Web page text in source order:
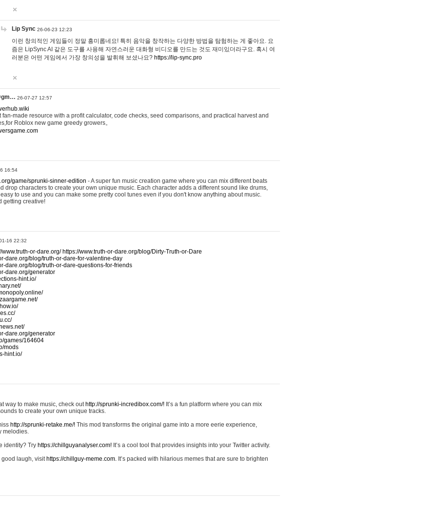
Lip Sync 26-06-23 12:23
이런 창의적인 게임들이 정말 흥미롭네요! 특히 음악을 창작하는 다양한 방법을 탐험하는 게 좋아요. 요
즘은 LipSync AI 같은 도구를 사용해 자연스러운 대화형 비디오를 만드는 것도 재미있더라구요. 혹시 여
러분은 어떤 게임에서 가장 창의성을 발휘해 보셨나요? https://lip-sync.pro
26-07-27 12:57
made resource with a profit calculator, code checks, seed comparisons, and practical harvest and
Roblox new game greedy growers。
16:54
game/sprunki-sinner-edition - A super fun music creation game where you can mix different beats
drop characters to create your own unique music. Each character adds a different sound like drums,
to use and you can make some pretty cool tunes even if you don't know anything about music.
getting creative!
16 22:32
www.truth-or-dare.org/ https://www.truth-or-dare.org/blog/Dirty-Truth-or-Dare
dare.org/blog/truth-or-dare-for-valentine-day
dare.org/blog/truth-or-dare-questions-for-friends
dare.org/generator
hint.io/
dare.org/generator
games/164604
mods
hint.io/
way to make music, check out http://sprunki-incredibox.com/! It’s a fun platform where you can mix
to create your own unique tracks.
http://sprunki-retake.me/! This mod transforms the original game into a more eerie experience,
melodies.
identity? Try https://chillguyanalyser.com! It’s a cool tool that provides insights into your Twitter activity.
good laugh, visit https://chillguy-meme.com. It’s packed with hilarious memes that are sure to brighten